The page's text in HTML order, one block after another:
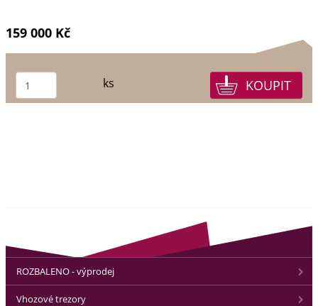
159 000 Kč
ks
ROZBALENO - výprodej
Vhozové trezory